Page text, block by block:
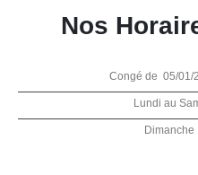
Nos
Congé de 05/01/
Lundi au
Dimanche